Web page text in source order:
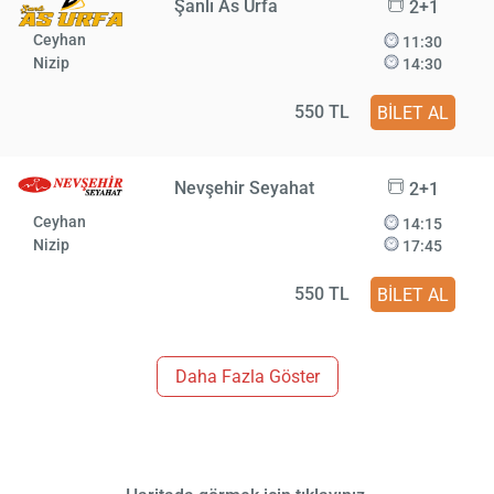
Şanlı As Urfa 2+1
Ceyhan
Nizip
11:30
14:30
550 TL BİLET AL
Nevşehir Seyahat 2+1
Ceyhan
Nizip
14:15
17:45
550 TL BİLET AL
Daha Fazla Göster